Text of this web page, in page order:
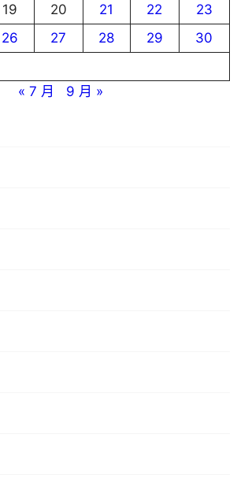
19 20 21 22
23
26 27 28 29
30
« 7 月
9 月 »